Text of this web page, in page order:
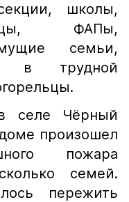
школы,
ФАПы,
семьи,
в трудной
селе Чёрный
произошел
пожара
семей.
пережить